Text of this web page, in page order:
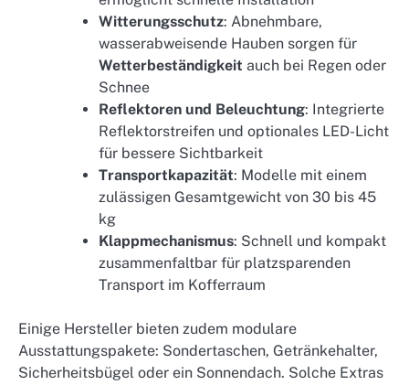
Witterungsschutz: Abnehmbare,
wasserabweisende Hauben sorgen für
Wetterbeständigkeit auch bei Regen oder
Schnee
Reflektoren und Beleuchtung: Integrierte
Reflektorstreifen und optionales LED-Licht
für bessere Sichtbarkeit
Transportkapazität: Modelle mit einem
zulässigen Gesamtgewicht von 30 bis 45
kg
Klappmechanismus: Schnell und kompakt
zusammenfaltbar für platzsparenden
Transport im Kofferraum
Einige Hersteller bieten zudem modulare
Ausstattungspakete: Sondertaschen, Getränkehalter,
Sicherheitsbügel oder ein Sonnendach. Solche Extras